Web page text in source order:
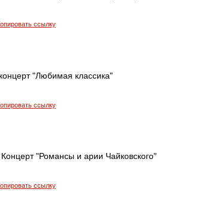
ссылку
"Любимая классика"
ссылку
"Романсы и арии Чайковского"
ссылку